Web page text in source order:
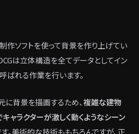
作ソフトを使って背景を作り上げてい
は立体構造を全てデータとしてイン
ばれる作業を行います。
に背景を描画するため、複雑な建物
ャラクターが激しく動くようなシーン
。美術的な技術ももちろんですが、正